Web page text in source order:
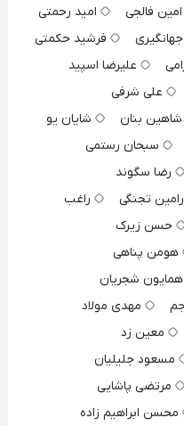
امین فالجی
امید رحمتی
فرشید حکمتی
علیرضا اسپید
علی شرفی
شاهین بنان
شایان یو
سبحان رستمی
رضا سگوند
رامین تجنگی
راغب
حسن زیرک
هومن پناهی
همایون شجریان
مهدی مولاد
معین زد
مسعود جلیلیان
مرتضی پاشایی
محسن ابراهیم زاده